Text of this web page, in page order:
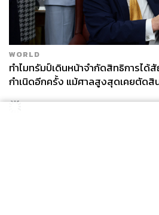
WORLD
ทำไมทรัมป์เดินหน้าจำกัดสิทธิการได้
กำเนิดอีกครั้ง แม้ศาลสูงสุดเคยตัดสิ